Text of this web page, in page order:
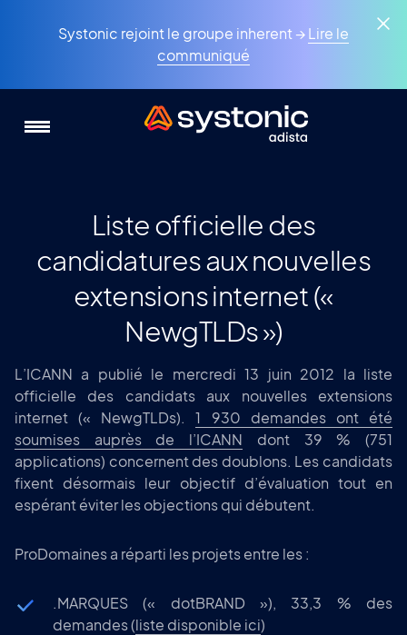
Systonic rejoint le groupe inherent →Lire le
communiqué
Liste officielle des
candidatures aux nouvelles
extensions internet («
NewgTLDs »)
L’ICANN a publié le mercredi 13 juin 2012 la liste
officielle des candidats aux nouvelles extensions
internet (« NewgTLDs).1 930 demandes ont été
soumises auprès de l’ICANN dont 39 % (751
applications) concernent des doublons. Les candidats
fixent désormais leur objectif d’évaluation tout en
espérant éviter les objections qui débutent.
ProDomaines a réparti les projets entre les :
.MARQUES (« dotBRAND »), 33,3 % des
demandes (liste disponible ici)